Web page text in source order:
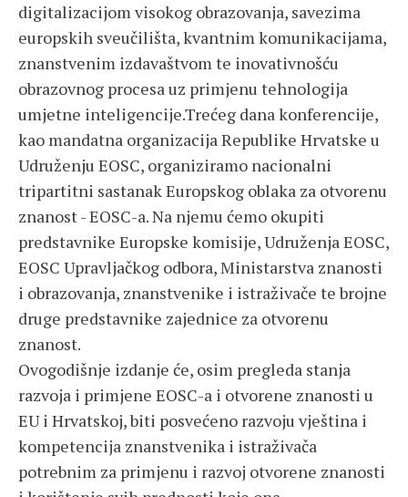
digitalizacijom visokog obrazovanja, savezima
europskih sveučilišta, kvantnim komunikacijama,
znanstvenim izdavaštvom te inovativnošću
obrazovnog procesa uz primjenu tehnologija
umjetne inteligencije.Trećeg dana konferencije,
kao mandatna organizacija Republike Hrvatske u
Udruženju EOSC, organiziramo nacionalni
tripartitni sastanak Europskog oblaka za otvorenu
znanost - EOSC-a. Na njemu ćemo okupiti
predstavnike Europske komisije, Udruženja EOSC,
EOSC Upravljačkog odbora, Ministarstva znanosti
i obrazovanja, znanstvenike i istraživače te brojne
druge predstavnike zajednice za otvorenu
znanost.
Ovogodišnje izdanje će, osim pregleda stanja
razvoja i primjene EOSC-a i otvorene znanosti u
EU i Hrvatskoj, biti posvećeno razvoju vještina i
kompetencija znanstvenika i istraživača
potrebnim za primjenu i razvoj otvorene znanosti